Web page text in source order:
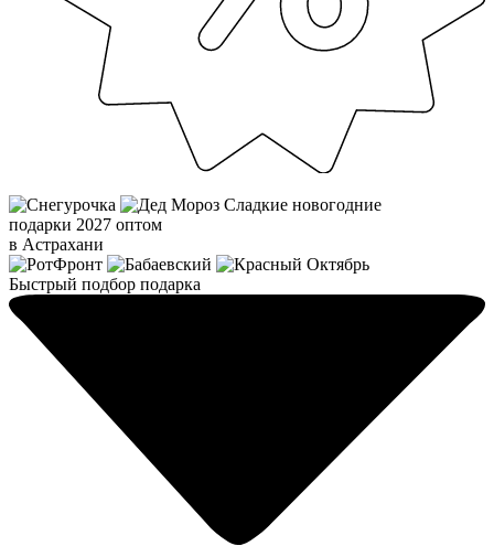
Сладкие новогодние
подарки 2027 оптом
в Астрахани
Быстрый подбор подарка